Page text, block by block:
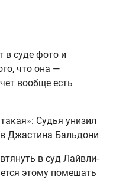
в суде фото и
что она —
вообще есть
Судья унизил
Джастина Бальдони
в суд Лайвли-
этому помешать